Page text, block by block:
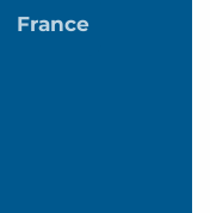
France